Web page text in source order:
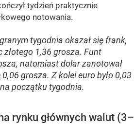
tydzień praktycznie
notowania.
tygodnia okazał się frank,
złotego 1,36 grosza. Funt
natomiast dolar zanotował
grosza. Z kolei euro było 0,03
początku tygodnia.
rynku głównych walut (3–